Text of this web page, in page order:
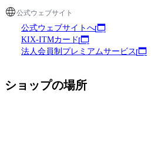
公式ウェブサイト
公式ウェブサイトへ
KIX-ITMカード
法人会員制プレミアムサービス
ショップの場所